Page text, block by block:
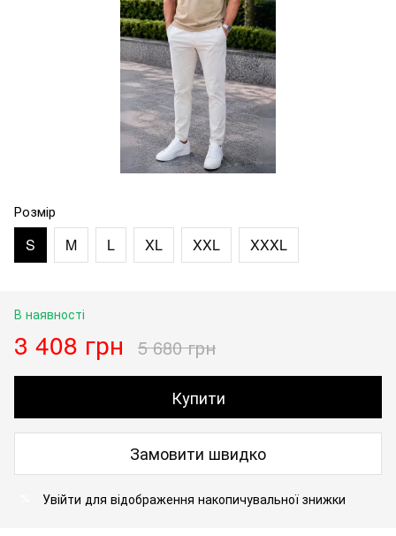
Розмір
S M L XL XXL XXXL
В наявності
3 408 грн 5 680 грн
Купити
Замовити швидко
Увійти для відображення накопичувальної знижки